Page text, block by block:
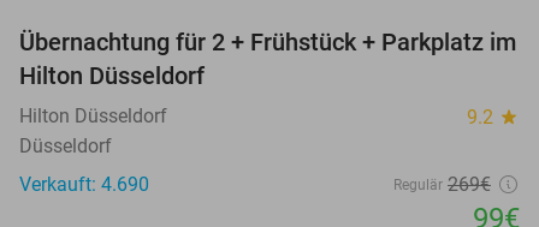
63%
Übernachtung für 2 + Frühstück + Parkplatz im
Hilton Düsseldorf
Hilton Düsseldorf 9.2 star
Düsseldorf
Verkauft: 4.690
Regulär 269€
99€